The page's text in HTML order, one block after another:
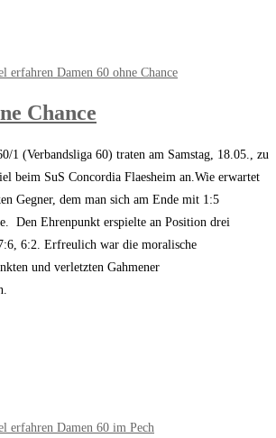
Chance
1 (Verbandsliga 60) traten am Samstag, 18.05., zu
beim SuS Concordia Flaesheim an.Wie erwartet
Gegner, dem man sich am Ende mit 1:5
Den Ehrenpunkt erspielte an Position drei
6:2. Erfreulich war die moralische
und verletzten Gahmener